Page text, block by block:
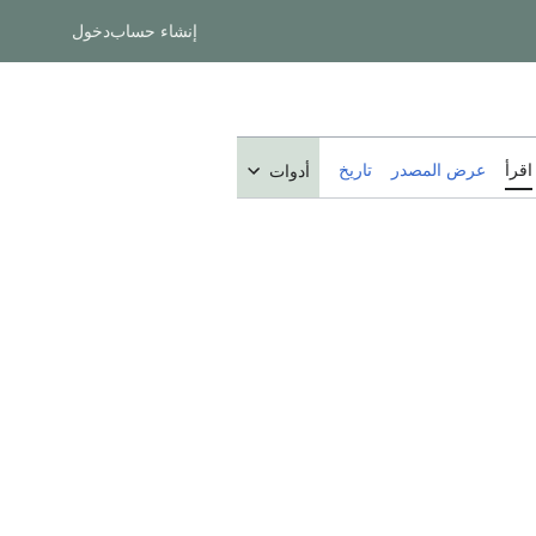
إنشاء حسابدخول
اقرأ عرض المصدر تاريخ أدوات